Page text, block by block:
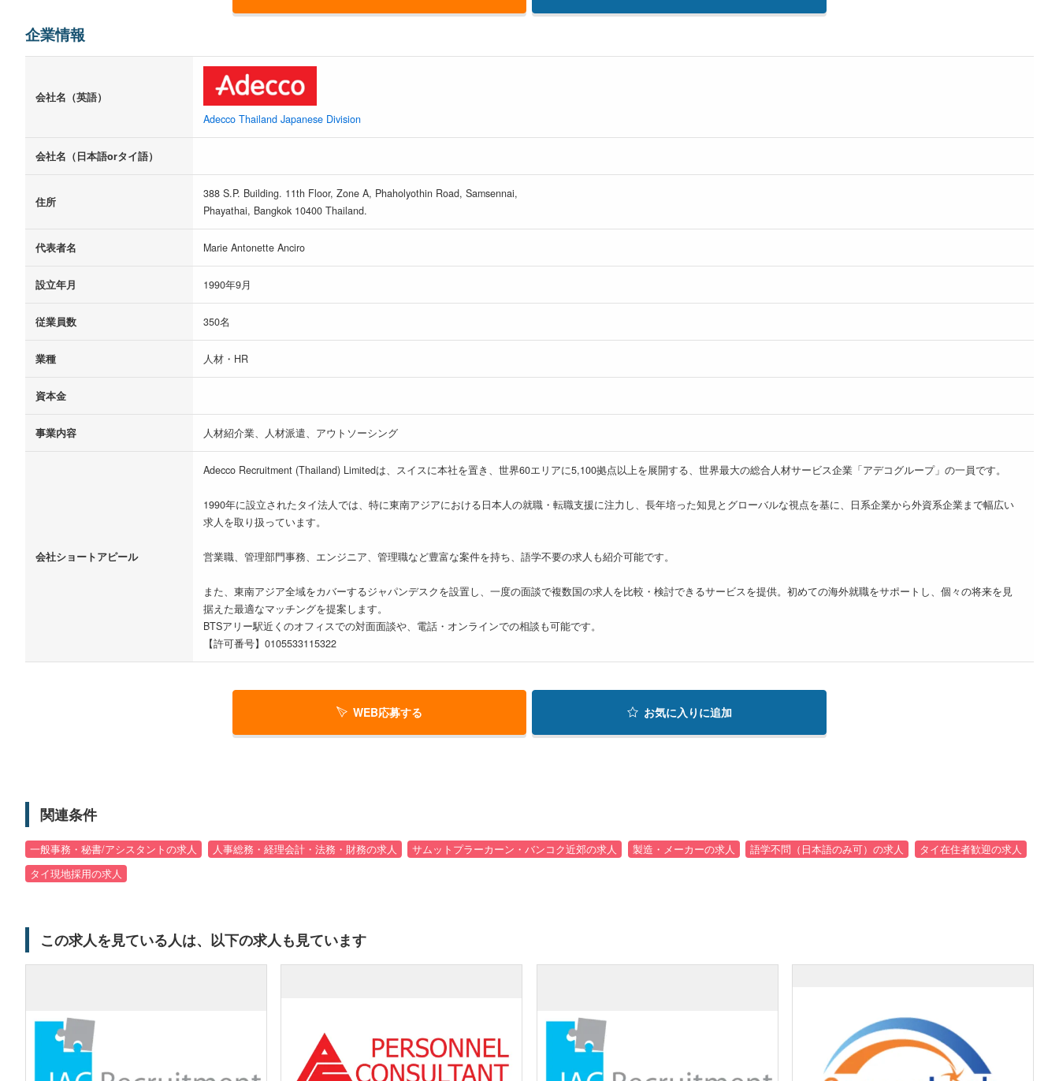
企業情報
会社名（英語）
Adecco Thailand Japanese Division
会社名（日本語orタイ語）
住所
388 S.P. Building. 11th Floor, Zone A, Phaholyothin Road, Samsennai,
Phayathai, Bangkok 10400 Thailand.
代表者名 Marie Antonette Anciro
設立年月 1990年9月
従業員数 350名
業種 人材・HR
資本金
事業内容 人材紹介業、人材派遣、アウトソーシング
会社ショートアピール
Adecco Recruitment (Thailand) Limitedは、スイスに本社を置き、世界60エリアに5,100拠点以上を展開する、世界最大の総合人材サービス企業「アデコグループ」の一員です。
1990年に設立されたタイ法人では、特に東南アジアにおける日本人の就職・転職支援に注力し、長年培った知見とグローバルな視点を基に、日系企業から外資系企業まで幅広い
求人を取り扱っています。
営業職、管理部門事務、エンジニア、管理職など豊富な案件を持ち、語学不要の求人も紹介可能です。
また、東南アジア全域をカバーするジャパンデスクを設置し、一度の面談で複数国の求人を比較・検討できるサービスを提供。初めての海外就職をサポートし、個々の将来を見
据えた最適なマッチングを提案します。
BTSアリー駅近くのオフィスでの対面面談や、電話・オンラインでの相談も可能です。
【許可番号】0105533115322
WEB応募する お気に入り に追加
関連条件
一般事務・秘書/アシスタントの求人 人事総務・経理会計・法務・財務の求人 サムットプラーカーン・バンコク近郊の求人 製造・メーカーの求人 語学不問（日本語のみ可）の求人
タイ在住者歓迎の求人
タイ現地採用の求人
この求人を見ている人は、以下の求人も見ています